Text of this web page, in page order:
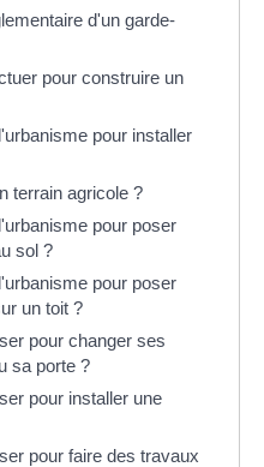
d'un garde-
pour construire un
pour installer
terrain agricole ?
pour poser
sol ?
pour poser
un toit ?
pour changer ses
sa porte ?
pour installer une
pour faire des travaux